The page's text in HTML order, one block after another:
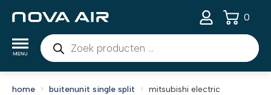
Producten
zoeken
0
home buitenunit single split
mitsubishi electric